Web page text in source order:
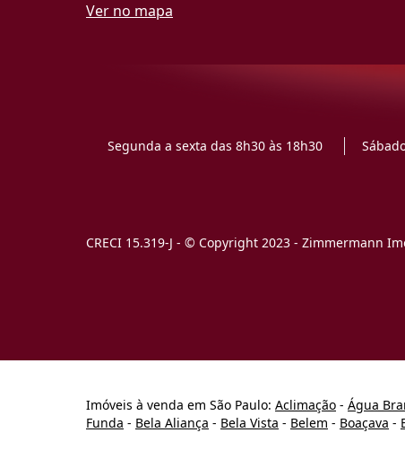
Ver no mapa
Segunda a sexta das 8h30 às 18h30
CRECI 15.319-J - © Copyright 2023 - Zimmermann
Imóveis à venda em São Paulo: Aclimação - Água
Funda - Bela Aliança - Bela Vista - Belem - Boaçava -